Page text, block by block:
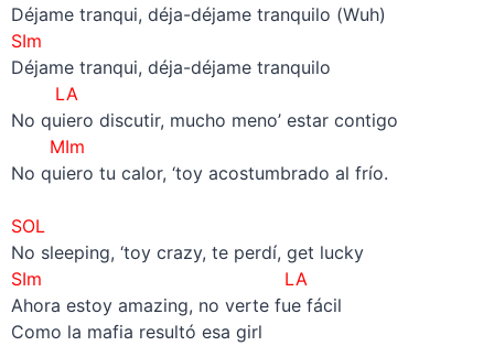
Déjame tranqui, déja-déjame tranquilo (Wuh)
SIm
Déjame tranqui, déja-déjame tranquilo
LA
No quiero discutir, mucho meno’ estar contigo
MIm
No quiero tu calor, ‘toy acostumbrado al frío.
SOL
No sleeping, ‘toy crazy, te perdí, get lucky
SIm LA
Ahora estoy amazing, no verte fue fácil
Como la mafia resultó esa girl